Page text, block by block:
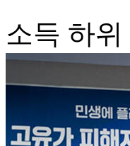
소득 하